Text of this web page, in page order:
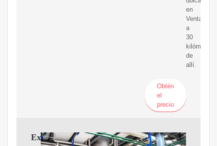
en
Ventanilla,
a
30
kilómetros
de
allí.
Obtén
el
precio
Explosión